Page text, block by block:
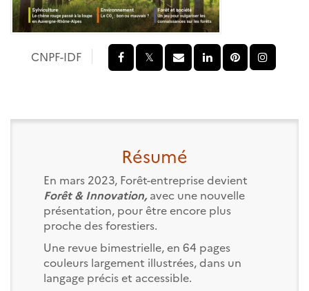
CNPF-IDF
Résumé
En mars 2023, Forêt-entreprise devient
Forêt & Innovation,avec une nouvelle
présentation, pour être encore plus
proche des forestiers.
Une revue bimestrielle, en 64 pages
couleurs largement illustrées, dans un
langage précis et accessible.